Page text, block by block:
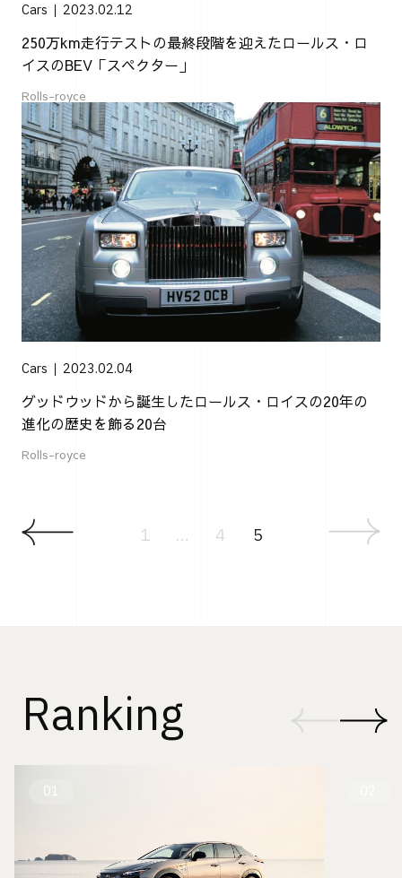
Cars 2023.02.12
250万km走行テストの最終段階を迎えたロールス・ロ
イスのBEV「スペクター」
Rolls-royce
Cars 2023.02.04
グッドウッドから誕生したロールス・ロイスの20年の
進化の歴史を飾る20台
Rolls-royce
1 ... 4 5
Ranking
01